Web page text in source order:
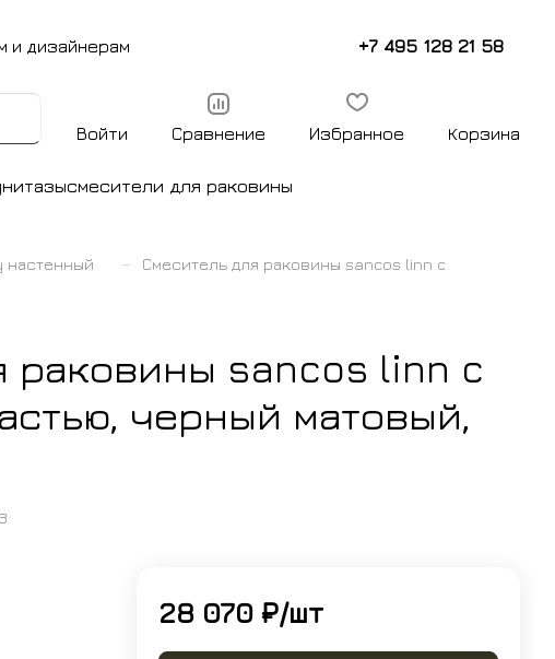
и дизайнерам +7 495 128 21 58
Войти Сравнение Избранное Корзина
смесители для раковины
настенный –
Смеситель для раковины sancos linn c
раковины sancos linn c
черный матовый,
28 070 ₽/шт